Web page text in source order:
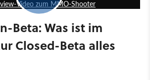
Video zum MMO-Shooter
Beta: Was ist im
Closed-Beta alles